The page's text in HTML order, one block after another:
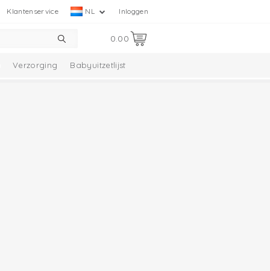
Inloggen
NL
Klantenservice
0.00
Verzorging Babyuitzetlijst